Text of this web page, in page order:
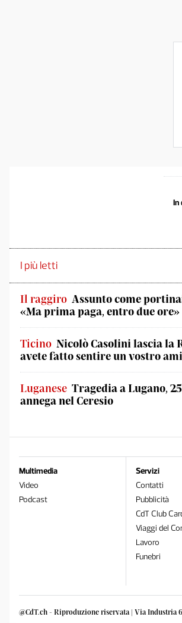
In
I più letti
Il raggiro Assunto come
«Ma prima paga, entro due ore»
Ticino Nicolò Casolini lascia la
avete fatto sentire un vostro
Luganese Tragedia a Lugano,
annega nel Ceresio
@CdT.ch - Riproduzione riservata | Via Industria
Multimedia
Video
Podcast
Servizi
Contatti
Pubblicità
CdT Club
Viaggi del
Lavoro
Funebri